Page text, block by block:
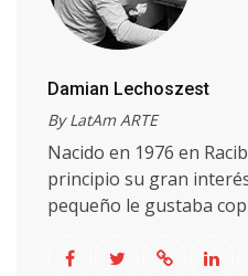
Damian Lechoszest
By LatAm ARTE
Nacido en 1976 en
principio su gran
pequeño le gustaba